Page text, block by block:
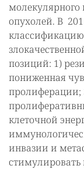
опухолей. В
позиций: 1)
пониженная
пролиферации;
клеточной
инвазии и
стимулировать